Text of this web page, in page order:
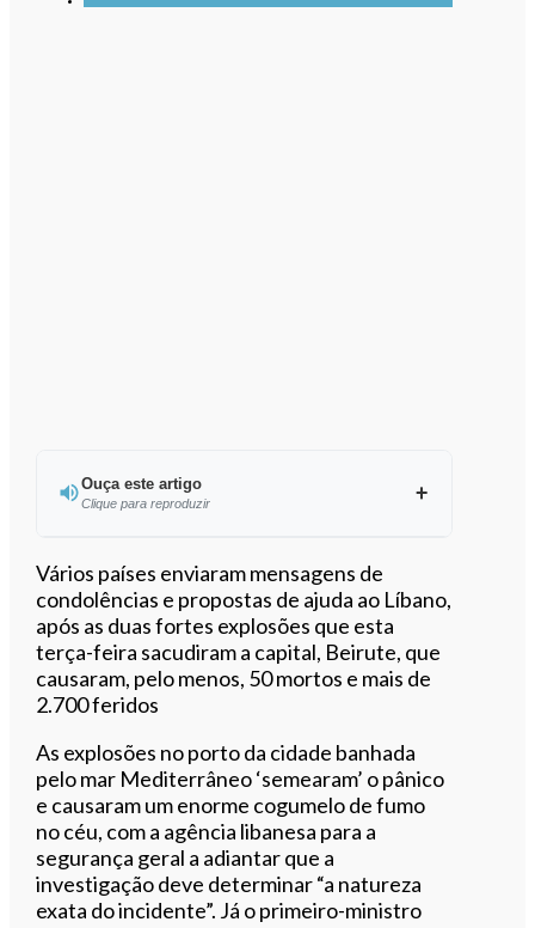
Ouça este artigo
Clique para reproduzir
Ouvir este artigo
Vários países enviaram mensagens de
condolências e propostas de ajuda ao Líbano,
após as duas fortes explosões que esta
terça-feira sacudiram a capital, Beirute, que
causaram, pelo menos, 50 mortos e mais de
2.700 feridos
As explosões no porto da cidade banhada
pelo mar Mediterrâneo ‘semearam’ o pânico
e causaram um enorme cogumelo de fumo
no céu, com a agência libanesa para a
segurança geral a adiantar que a
investigação deve determinar “a natureza
exata do incidente”. Já o primeiro-ministro